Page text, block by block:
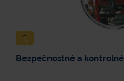
Bezpečnostné a